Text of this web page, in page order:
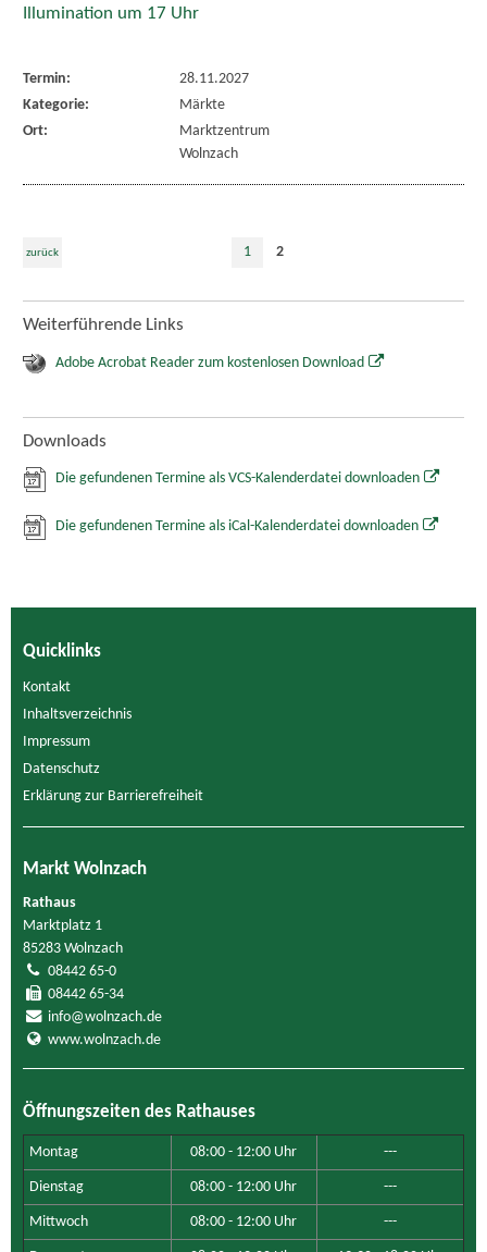
Illumination um 17 Uhr
Termin:
28.11.2027
Kategorie:
Märkte
Ort:
Marktzentrum
Wolnzach
zurück 1 2
Weiterführende Links
Adobe Acrobat Reader zum kostenlosen Download
Downloads
Die gefundenen Termine als VCS-Kalenderdatei downloaden
Die gefundenen Termine als iCal-Kalenderdatei downloaden
Quicklinks
Kontakt
Inhaltsverzeichnis
Impressum
Datenschutz
Erklärung zur Barrierefreiheit
Markt Wolnzach
Rathaus
Marktplatz 1
85283 Wolnzach
08442 65-0
08442 65-34
info@wolnzach.de
www.wolnzach.de
Öffnungszeiten des Rathauses
Montag 08:00 - 12:00 Uhr ---
Dienstag 08:00 - 12:00 Uhr ---
Mittwoch 08:00 - 12:00 Uhr ---